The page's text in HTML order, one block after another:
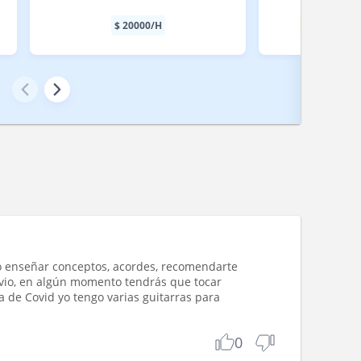
$20000/H
conceptos, acordes, recomendarte
en algún momento tendrás que tocar
Covid yo tengo varias guitarras para
0